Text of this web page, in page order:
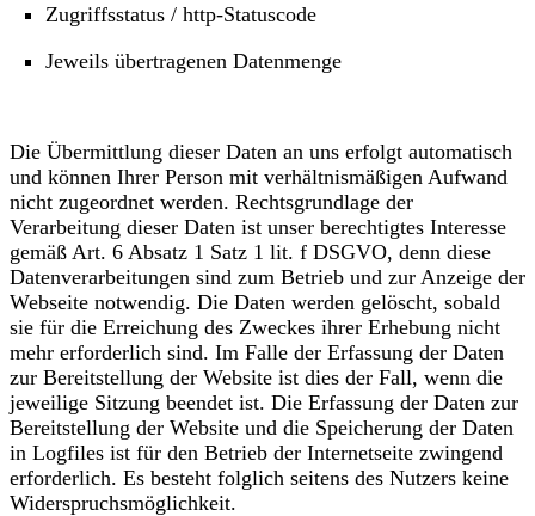
Zugriffsstatus / http-Statuscode
Jeweils übertragenen Datenmenge
Die Übermittlung dieser Daten an uns erfolgt automatisch
und können Ihrer Person mit verhältnismäßigen Aufwand
nicht zugeordnet werden. Rechtsgrundlage der
Verarbeitung dieser Daten ist unser berechtigtes Interesse
gemäß Art. 6 Absatz 1 Satz 1 lit. f DSGVO, denn diese
Datenverarbeitungen sind zum Betrieb und zur Anzeige der
Webseite notwendig. Die Daten werden gelöscht, sobald
sie für die Erreichung des Zweckes ihrer Erhebung nicht
mehr erforderlich sind. Im Falle der Erfassung der Daten
zur Bereitstellung der Website ist dies der Fall, wenn die
jeweilige Sitzung beendet ist. Die Erfassung der Daten zur
Bereitstellung der Website und die Speicherung der Daten
in Logfiles ist für den Betrieb der Internetseite zwingend
erforderlich. Es besteht folglich seitens des Nutzers keine
Widerspruchsmöglichkeit.